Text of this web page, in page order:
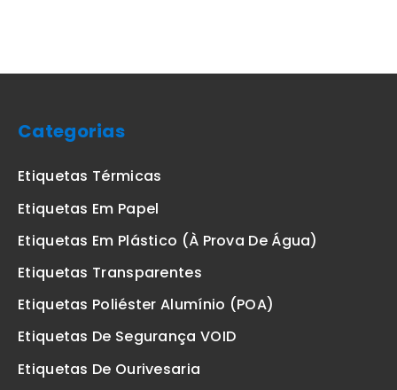
Categorias
Etiquetas Térmicas
Etiquetas Em Papel
Etiquetas Em Plástico (à Prova De Água)
Etiquetas Transparentes
Etiquetas Poliéster Alumínio (POA)
Etiquetas De Segurança VOID
Etiquetas De Ourivesaria